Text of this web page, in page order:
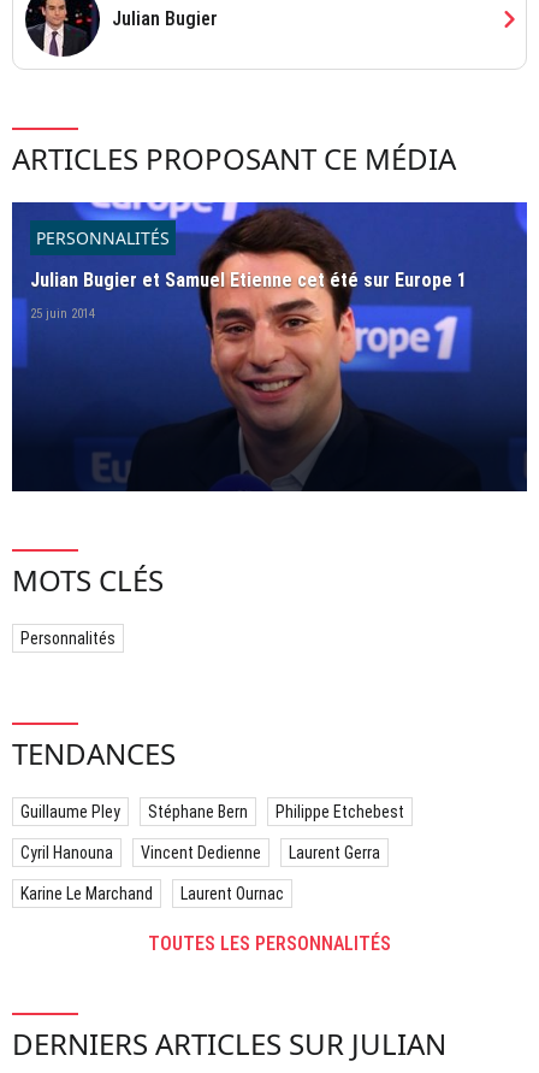
Julian Bugier chevron_right
ARTICLES PROPOSANT CE MÉDIA
PERSONNALITÉS
Julian Bugier et Samuel Etienne cet été sur Europe 1
25 juin 2014
MOTS CLÉS
Personnalités
TENDANCES
Guillaume Pley Stéphane Bern Philippe Etchebest
Cyril Hanouna Vincent Dedienne Laurent Gerra
Karine Le Marchand Laurent Ournac
TOUTES LES PERSONNALITÉS
DERNIERS ARTICLES SUR JULIAN